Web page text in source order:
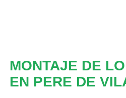
MONTAJE DE
EN PERE DE